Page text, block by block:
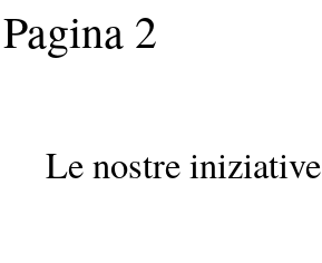
Pagina 2
Le nostre iniziative